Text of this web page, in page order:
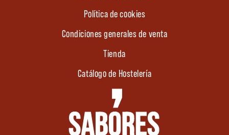
Política de cookies
Condiciones generales de venta
Tienda
Catálogo de Hostelería